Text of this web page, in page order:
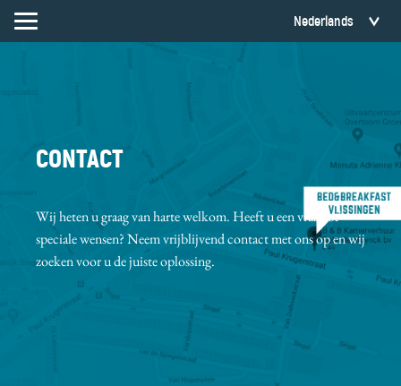
CONTACT
Wij heten u graag van harte welkom. Heeft u een vraag of
speciale wensen? Neem vrijblijvend contact met ons op en wij
zoeken voor u de juiste oplossing.